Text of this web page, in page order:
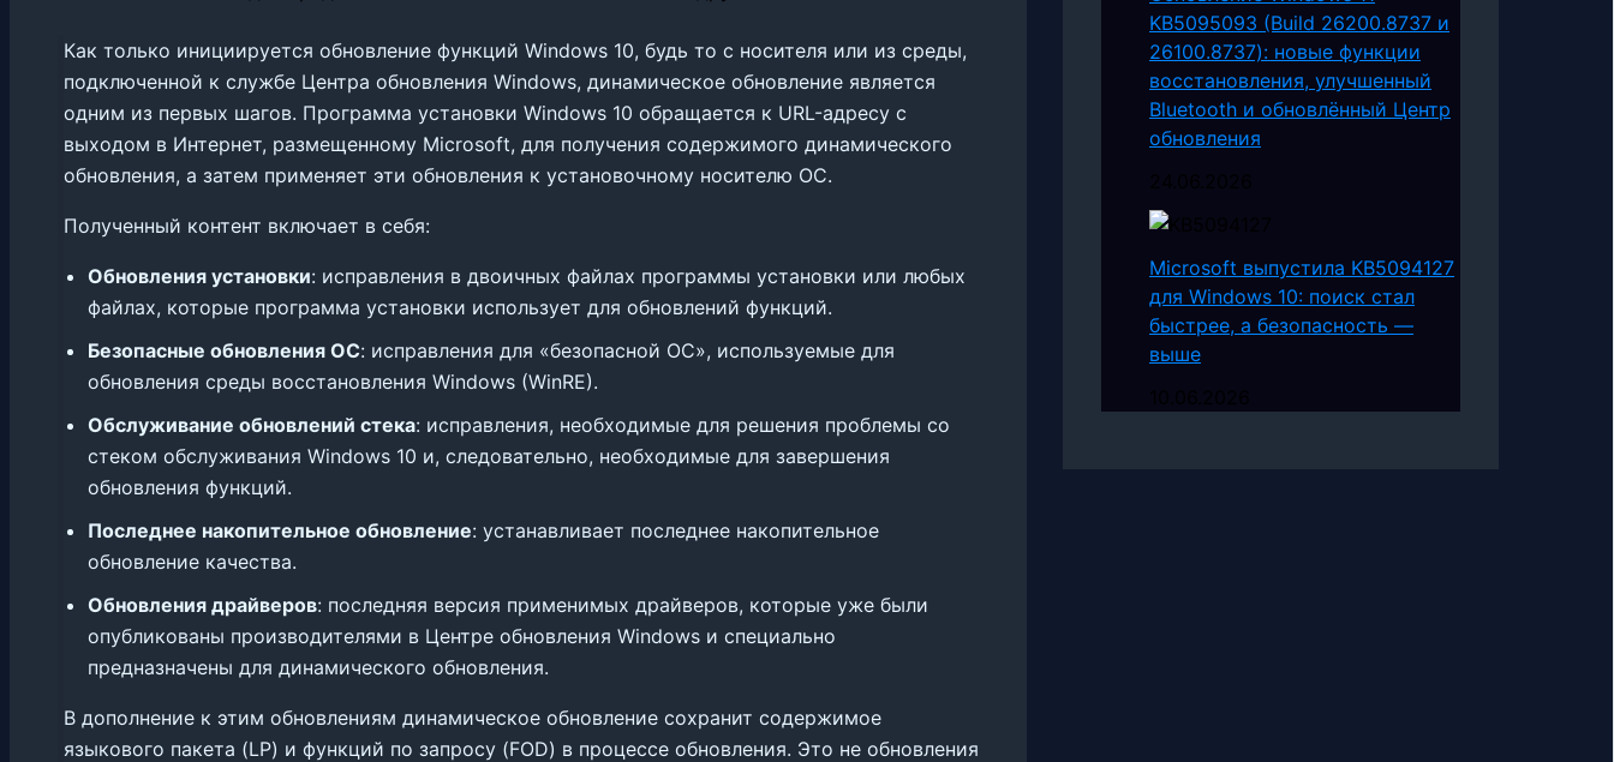
Как только инициируется обновление функций Windows 10, будь то с носителя или из среды,
подключенной к службе Центра обновления Windows, динамическое обновление является
одним из первых шагов. Программа установки Windows 10 обращается к URL-адресу с
выходом в Интернет, размещенному Microsoft, для получения содержимого динамического
обновления, а затем применяет эти обновления к установочному носителю ОС.
Полученный контент включает в себя:
Обновления установки: исправления в двоичных файлах программы установки или любых
файлах, которые программа установки использует для обновлений функций.
Безопасные обновления ОС: исправления для «безопасной ОС», используемые для
обновления среды восстановления Windows (WinRE).
Обслуживание обновлений стека: исправления, необходимые для решения проблемы со
стеком обслуживания Windows 10 и, следовательно, необходимые для завершения
обновления функций.
Последнее накопительное обновление: устанавливает последнее накопительное
обновление качества.
Обновления драйверов: последняя версия применимых драйверов, которые уже были
опубликованы производителями в Центре обновления Windows и специально
предназначены для динамического обновления.
В дополнение к этим обновлениям динамическое обновление сохранит содержимое
языкового пакета (LP) и функций по запросу (FOD) в процессе обновления. Это не обновления
KB5095093 (Build 26200.8737 и
26100.8737): новые функции
восстановления, улучшенный
Bluetooth и обновлённый Центр
обновления
Microsoft выпустила KB5094127
для Windows 10: поиск стал
быстрее, а безопасность —
выше